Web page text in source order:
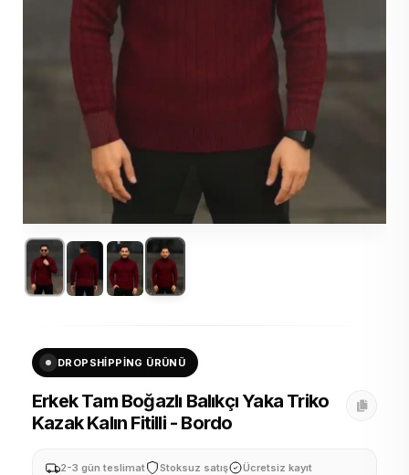
DROPSHIPPING ÜRÜNÜ
Erkek Tam Boğazlı Balıkçı Yaka Triko
Kazak Kalın Fitilli - Bordo
2-3 gün teslimat Stoksuz satış Ücretsiz kayıt